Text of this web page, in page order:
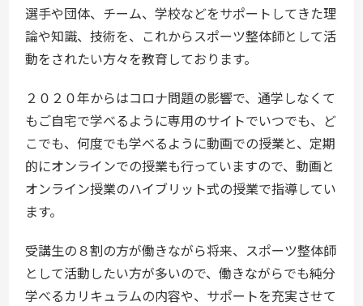
選手や団体、チーム、学校などをサポートしてきた理
論や知識、技術を、これからスポーツ整体師として活
動をされたい方々を教育しております。
２０２０年からはコロナ問題の影響で、通学しなくて
もご自宅で学べるように専用のサイトでいつでも、ど
こでも、何度でも学べるように動画での授業と、定期
的にオンラインでの授業も行っていますので、動画と
オンライン授業のハイブリット式の授業で指導してい
ます。
受講生の８割の方が働きながら将来、スポーツ整体師
として活動したい方が多いので、働きながらでも純分
学べるカリキュラムの内容や、サポートを充実させて